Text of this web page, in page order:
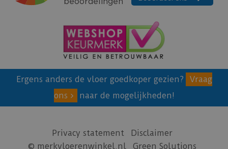
Ergens anders de vloer goedkoper gezien?
Vraag
ons
naar de mogelijkheden!
Privacy statement
Disclaimer
© merkvloerenwinkel.nl
Green Solutions